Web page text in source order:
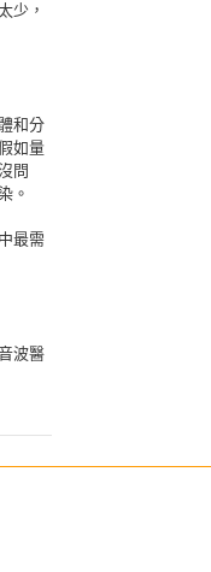
少，
和分
如量
問
。
最需
波醫